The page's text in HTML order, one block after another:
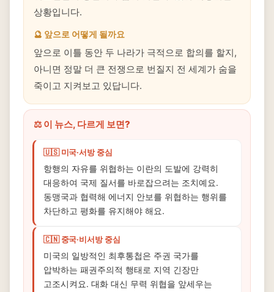
상황입니다.
🔮 앞으로 어떻게 될까요
앞으로 이틀 동안 두 나라가 극적으로 합의를 할지,
아니면 정말 더 큰 전쟁으로 번질지 전 세계가 숨을
죽이고 지켜보고 있답니다.
⚖️ 이 뉴스, 다르게 보면?
🇺🇸 미국·서방 중심
항행의 자유를 위협하는 이란의 도발에 강력히
대응하여 국제 질서를 바로잡으려는 조치예요.
동맹국과 협력해 에너지 안보를 위협하는 행위를
차단하고 평화를 유지해야 해요.
🇨🇳 중국·비서방 중심
미국의 일방적인 최후통첩은 주권 국가를
압박하는 패권주의적 행태로 지역 긴장만
고조시켜요. 대화 대신 무력 위협을 앞세우는